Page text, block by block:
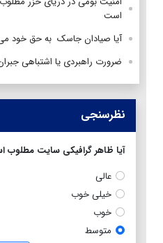
است
آیا صیادان جاسک به حق خود
ضرورت راهبردی یا اشتباهی
نظرسنجی
آیا ظاهر گرافیکی سایت مطلوب
عالی
خیلی خوب
خوب
متوسط